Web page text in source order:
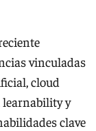
vinculadas
cloud
learnability y
clave